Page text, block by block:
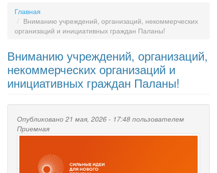
Главная
Вниманию учреждений, организаций, некоммерческих
организаций и инициативных граждан Паланы!
Вниманию учреждений, организаций,
некоммерческих организаций и
инициативных граждан Паланы!
Опубликовано 21 мая, 2026 - 17:48 пользователем
Приемная